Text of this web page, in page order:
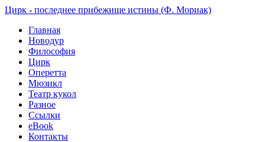
Цирк - последнее прибежище истины (Ф. Мориак)
Главная
Новодур
Философия
Цирк
Оперетта
Мюзикл
Театр кукол
Разное
Ссылки
eBook
Контакты